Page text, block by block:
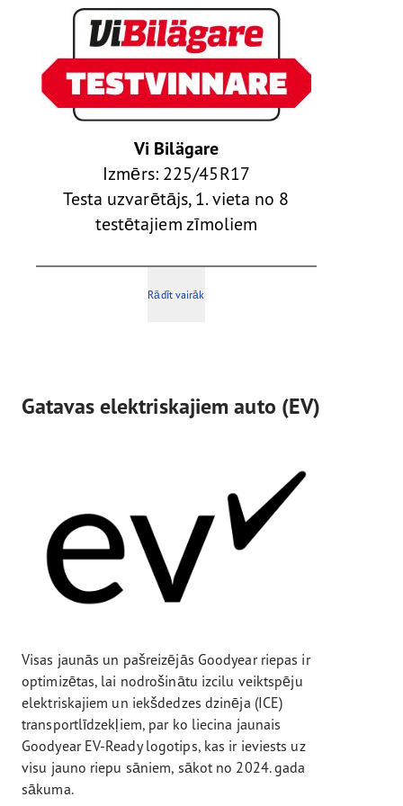
Vi Bilägare
Izmērs: 225/45R17
Testa uzvarētājs, 1. vieta no 8
testētajiem zīmoliem
Rādīt vairāk
Gatavas elektriskajiem auto (EV)
Visas jaunās un pašreizējās Goodyear riepas ir
optimizētas, lai nodrošinātu izcilu veiktspēju
elektriskajiem un iekšdedzes dzinēja (ICE)
transportlīdzekļiem, par ko liecina jaunais
Goodyear EV-Ready logotips, kas ir ieviests uz
visu jauno riepu sāniem, sākot no 2024. gada
sākuma.